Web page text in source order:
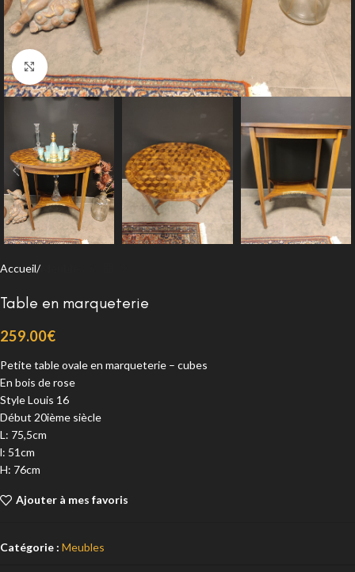
Agrandir
Accueil Meubles
Table en marqueterie
259.00€
Petite table ovale en marqueterie – cubes
En bois de rose
Style Louis 16
Début 20ième siècle
L: 75,5cm
l: 51cm
H: 76cm
Ajouter à mes favoris
Catégorie : Meubles